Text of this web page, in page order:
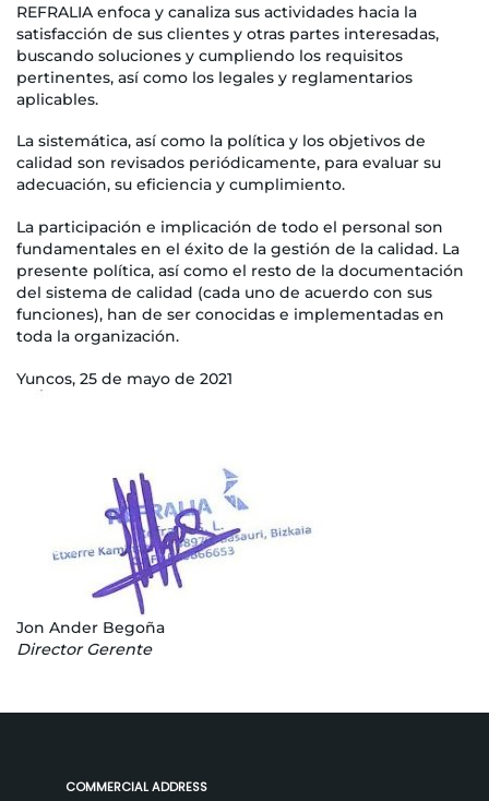
REFRALIA enfoca y canaliza sus actividades hacia la
satisfacción de sus clientes y otras partes interesadas,
buscando soluciones y cumpliendo los requisitos
pertinentes, así como los legales y reglamentarios
aplicables.
La sistemática, así como la política y los objetivos de
calidad son revisados periódicamente, para evaluar su
adecuación, su eficiencia y cumplimiento.
La participación e implicación de todo el personal son
fundamentales en el éxito de la gestión de la calidad. La
presente política, así como el resto de la documentación
del sistema de calidad (cada uno de acuerdo con sus
funciones), han de ser conocidas e implementadas en
toda la organización.
Yuncos, 25 de mayo de 2021
Jon Ander Begoña
Director Gerente
COMMERCIAL ADDRESS